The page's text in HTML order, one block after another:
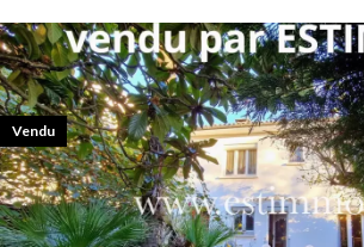
Vendu